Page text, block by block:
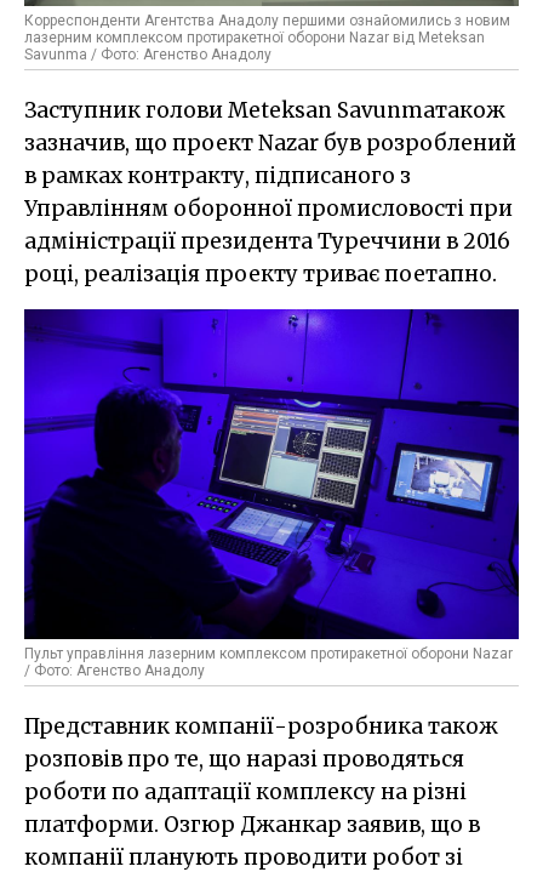
Корреспонденти Агентства Анадолу першими ознайомились з новим
лазерним комплексом протиракетної оборони Nazar від Meteksan
Savunma / Фото: Агенство Анадолу
Заступник голови Meteksan Savunmaтакож
зазначив, що проект Nazar був розроблений
в рамках контракту, підписаного з
Управлінням оборонної промисловості при
адміністрації президента Туреччини в 2016
році, реалізація проекту триває поетапно.
Пульт управління лазерним комплексом протиракетної оборони Nazar
/ Фото: Агенство Анадолу
Представник компанії-розробника також
розповів про те, що наразі проводяться
роботи по адаптації комплексу на різні
платформи. Озгюр Джанкар заявив, що в
компанії планують проводити робот зі